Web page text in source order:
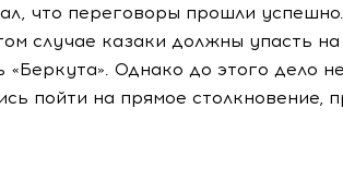
что переговоры прошли
случае казаки должны упасть
«Беркута». Однако до этого дело
пойти на прямое столкновение,